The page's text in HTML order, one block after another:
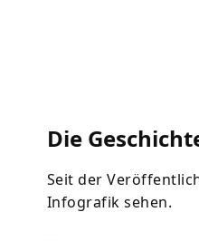
Die
Seit der
Infografik sehen.